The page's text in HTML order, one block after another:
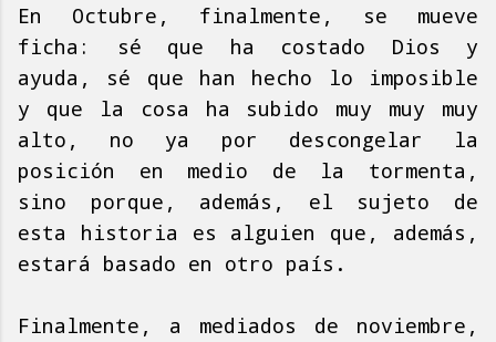
En Octubre, finalmente, se mueve
ficha: sé que ha costado Dios y
ayuda, sé que han hecho lo imposible
y que la cosa ha subido muy muy muy
alto, no ya por descongelar la
posición en medio de la tormenta,
sino porque, además, el sujeto de
esta historia es alguien que, además,
estará basado en otro país.
Finalmente, a mediados de noviembre,